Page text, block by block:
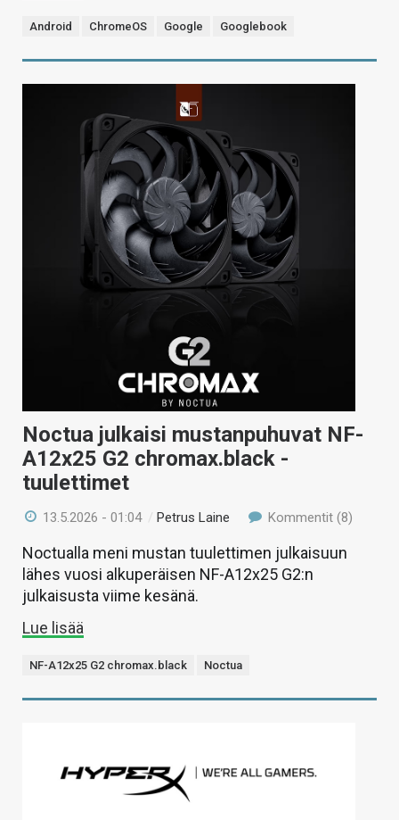
Android ChromeOS Google Googlebook
Noctua julkaisi mustanpuhuvat NF-
A12x25 G2 chromax.black -
tuulettimet
13.5.2026 - 01:04 /Petrus Laine Kommentit (8)
Noctualla meni mustan tuulettimen julkaisuun
lähes vuosi alkuperäisen NF-A12x25 G2:n
julkaisusta viime kesänä.
Lue lisää
NF-A12x25 G2 chromax.black Noctua